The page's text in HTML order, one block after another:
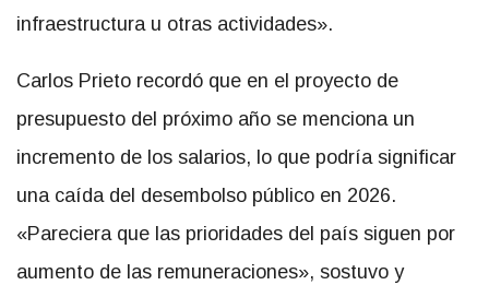
infraestructura u otras actividades».
Carlos Prieto recordó que en el proyecto de
presupuesto del próximo año se menciona un
incremento de los salarios, lo que podría significar
una caída del desembolso público en 2026.
«Pareciera que las prioridades del país siguen por
aumento de las remuneraciones», sostuvo y